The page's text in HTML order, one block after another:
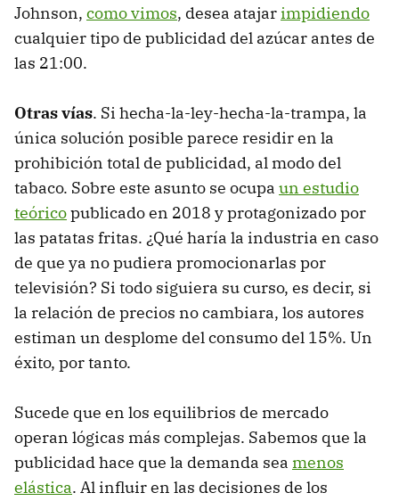
Johnson, como vimos, desea atajarimpidiendo
cualquier tipo de publicidad del azúcar antes de
las 21:00.
Otras vías. Si hecha-la-ley-hecha-la-trampa, la
única solución posible parece residir en la
prohibición total de publicidad, al modo del
tabaco. Sobre este asunto se ocupa un estudio
teóricopublicado en 2018 y protagonizado por
las patatas fritas. ¿Qué haría la industria en caso
de que ya no pudiera promocionarlas por
televisión? Si todo siguiera su curso, es decir, si
la relación de precios no cambiara, los autores
estiman un desplome del consumo del 15%. Un
éxito, por tanto.
Sucede que en los equilibrios de mercado
operan lógicas más complejas. Sabemos que la
publicidad hace que la demanda sea menos
elástica. Al influir en las decisiones de los